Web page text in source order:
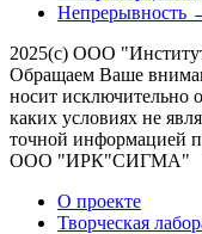
Непрерывность
2025(с) ООО
Обращаем Ваше
носит исключительно
каких условиях не
точной информацией
ООО "ИРК"СИГМА"
О проекте
Творческая